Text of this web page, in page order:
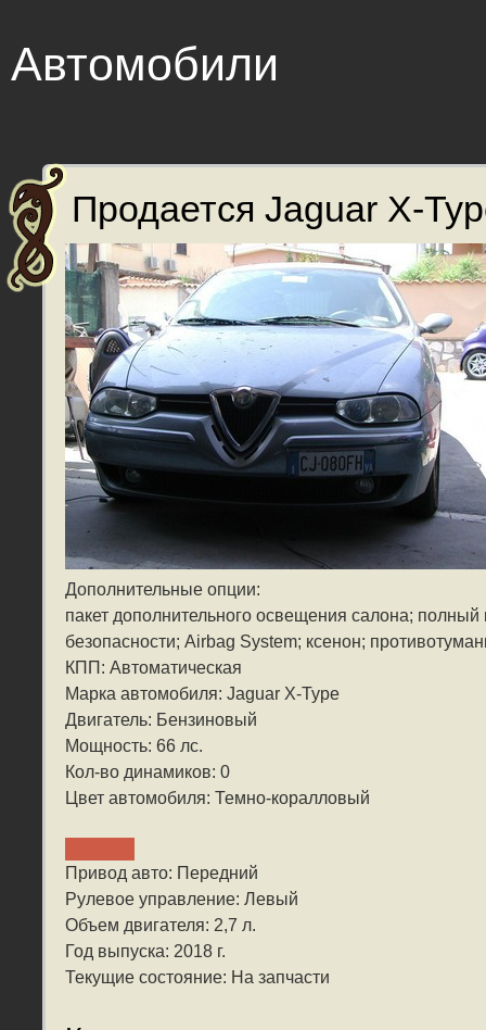
Автомобили
Продается Jaguar X-
Дополнительные опции:
пакет дополнительного освещения салона; полный
безопасности; Airbag System; ксенон;
КПП: Автоматическая
Марка автомобиля: Jaguar X-Type
Двигатель: Бензиновый
Мощность: 66 лс.
Кол-во динамиков: 0
Цвет автомобиля: Темно-коралловый
Привод авто: Передний
Рулевое управление: Левый
Объем двигателя: 2,7 л.
Год выпуска: 2018 г.
Текущие состояние: На запчасти